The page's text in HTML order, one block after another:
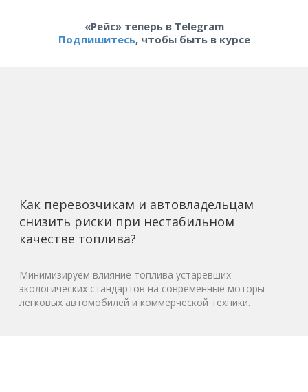
«Рейс» теперь в Telegram
Подпишитесь, чтобы быть в курсе
Как перевозчикам и автовладельцам
снизить риски при нестабильном
качестве топлива?
Минимизируем влияние топлива устаревших
экологических стандартов на современные моторы
легковых автомобилей и коммерческой техники.